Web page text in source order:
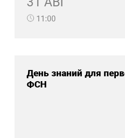
11:00
День знаний для
ФСН